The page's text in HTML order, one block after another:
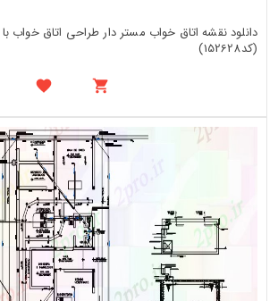
دانلود نقشه اتاق خواب مستر دار طراحی اتاق خواب
(کد152628)